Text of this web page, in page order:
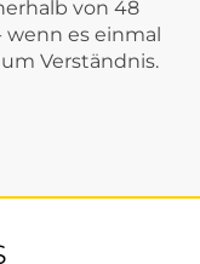
von 48
es einmal
Verständnis.